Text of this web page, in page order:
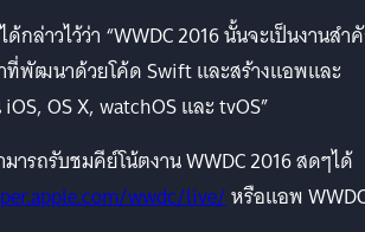
กล่าวไว้ว่า “WWDC 2016 นั้นจะเป็นงานส
พัฒนาด้วยโค้ด Swift และสร้างแอพและ
OS X, watchOS และ tvOS”
ารถรับชมคีย์โน้ตงาน WWDC 2016 สดๆได้
wwdc/live/หรือแอพ